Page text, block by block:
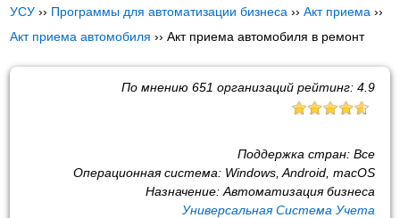
УСУ ›› Программы для автоматизации бизнеса ››Акт приема ››
Акт приема автомобиля ››Акт приема автомобиля в ремонт
По мнению 651 организаций рейтинг: 4.9
Поддержка стран: Все
Операционная система: Windows, Android, macOS
Назначение: Автоматизация бизнеса
Универсальная Система Учета